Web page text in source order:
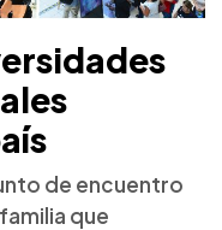
de encuentro
que